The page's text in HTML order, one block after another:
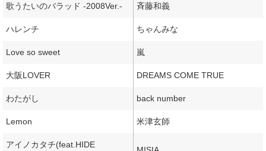
歌うたいのバラッド -2008Ver.- 斉藤和義
ハレンチ ちゃんみな
Love so sweet 嵐
大阪LOVER DREAMS COME TRUE
わたがし back number
Lemon 米津玄師
アイノカタチ(feat.HIDE